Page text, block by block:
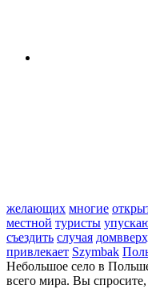
желающих многие
местной туристы
съездить случая
привлекает Szymbak
Небольшое село в
всего мира. Вы